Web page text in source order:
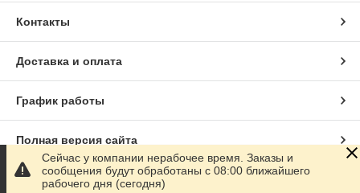
автотранспорта и железнодорожных поездов;
И с каждым годом, область применения HDPE геомембраны
производства и совершенствования геоматериала.
Выгоды покупки и применения
Контакты
Доставка и оплата
График работы
Полная версия сайта
Сайт создан на маркетплейсе
Сейчас у компании нерабочее время. Заказы и
сообщения будут обработаны с 08:00 ближайшего
рабочего дня (сегодня)